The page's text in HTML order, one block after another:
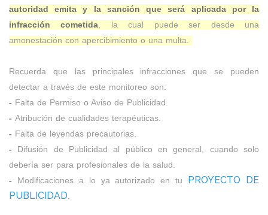
autoridad emita y la sanción que será aplicada por la
infracción cometida, la cual puede ser desde una
amonestación con apercibimiento o una multa.
Recuerda que las principales infracciones que se pueden
detectar a través de este monitoreo son:
- Falta de Permiso o Aviso de Publicidad.
- Atribución de cualidades terapéuticas.
- Falta de leyendas precautorias.
- Difusión de Publicidad al público en general, cuando solo
debería ser para profesionales de la salud.
- Modificaciones a lo ya autorizado en tu
PROYECTO DE
PUBLICIDAD.